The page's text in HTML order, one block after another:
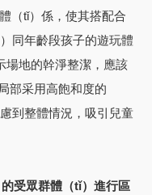
（tǐ）係，使其搭配合
同年齡段孩子的遊玩體
場地的幹淨整潔，應該
部采用高飽和度的
到整體情況，吸引兒童
受眾群體（tǐ）進行區